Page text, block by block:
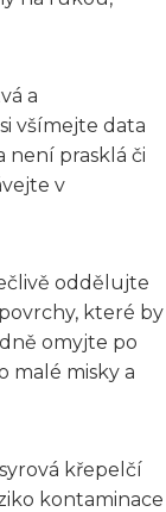
a
všímejte data
není prasklá či
v
oddělujte
které by
omyjte po
malé misky a
křepelčí
kontaminace